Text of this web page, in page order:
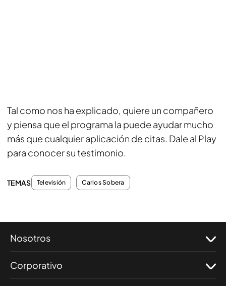
Tal como nos ha explicado, quiere un compañero
y piensa que el programa la puede ayudar mucho
más que cualquier aplicación de citas. Dale al Play
para conocer su testimonio.
TEMAS Televisión Carlos Sobera
Nosotros
Corporativo